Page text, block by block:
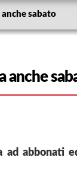
sabato
anche
ad abbonati